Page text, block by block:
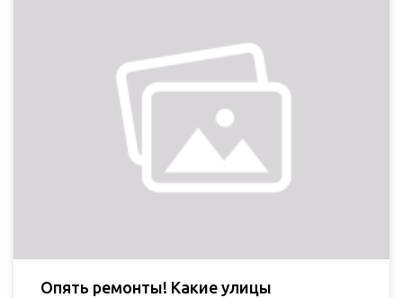
Опять ремонты! Какие улицы